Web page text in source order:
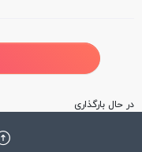
در حال بارگذاری